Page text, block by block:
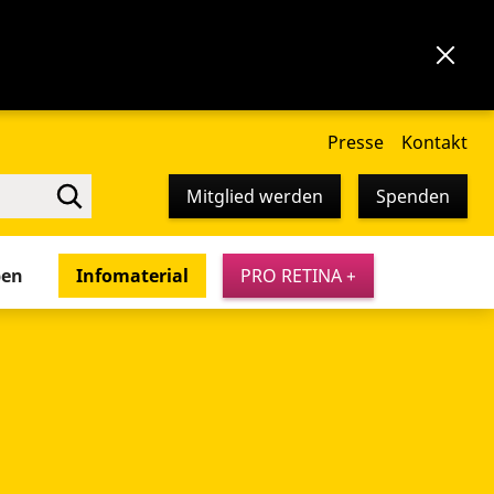
Presse Kontakt
Mitglied werden Spenden
Infomaterial PRO RETINA +